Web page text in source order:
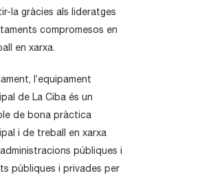
la gràcies als lideratges
compromesos en
en xarxa.
l’equipament
de La Ciba és un
de bona pràctica
i de treball en xarxa
públiques i
públiques i privades per